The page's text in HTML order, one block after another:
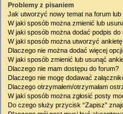
Problemy z pisaniem
Jak utworzyć nowy temat na forum lub
W jaki sposób można zmienić lub
W jaki sposób można dodać podpis do
W jaki sposób można utworzyć
Dlaczego nie można dodać więcej
W jaki sposób zmienić lub usunąć
Dlaczego nie mam dostępu do forum?
Dlaczego nie mogę dodawać
Dlaczego otrzymałem/otrzymałam
W jaki sposób można zgłosić posty
Do czego służy przycisk “Zapisz”